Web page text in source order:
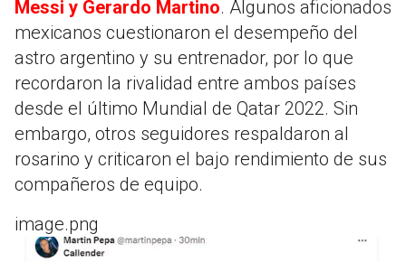
Messi y Gerardo Martino. Algunos aficionados
mexicanos cuestionaron el desempeño del
astro argentino y su entrenador, por lo que
recordaron la rivalidad entre ambos países
desde el último Mundial de Qatar 2022. Sin
embargo, otros seguidores respaldaron al
rosarino y criticaron el bajo rendimiento de sus
compañeros de equipo.
image.png